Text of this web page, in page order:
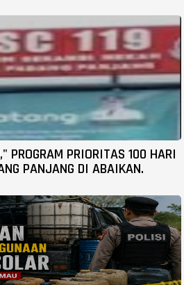
PROGRAM PRIORITAS 100 HARI
PANJANG DI ABAIKAN.